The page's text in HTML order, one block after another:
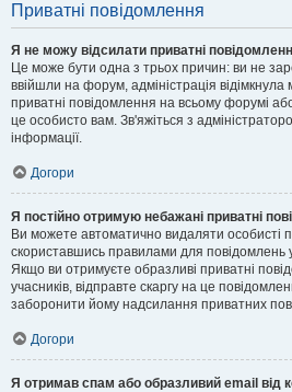
Приватні повідомлення
Я не можу відсилати приватні
Це може бути одна з трьох причин: ви не
ввійшли на форум, адміністрація відімкнула
приватні повідомлення на всьому форумі
це особисто вам. Зв'яжіться з
інформації.
Догори
Я постійно отримую небажані приватні
Ви можете автоматично видаляти особисті
скориставшись правилами для повідомлень
Якщо ви отримуєте образливі приватні
учасників, відправте скаргу на це
заборонити йому надсилання приватних
Догори
Я отримав спам або образливий email від